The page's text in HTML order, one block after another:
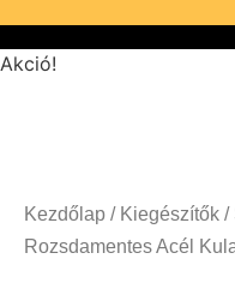
Akció!
Kezdőlap / Kiegészítők /
Rozsdamentes Acél